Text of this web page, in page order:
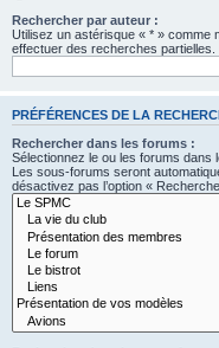
Rechercher par auteur :
Utilisez un astérisque « * » comme
effectuer des recherches partielles.
PRÉFÉRENCES DE LA
Rechercher dans les forums :
Sélectionnez le ou les forums dans
Les sous-forums seront
désactivez pas l’option «